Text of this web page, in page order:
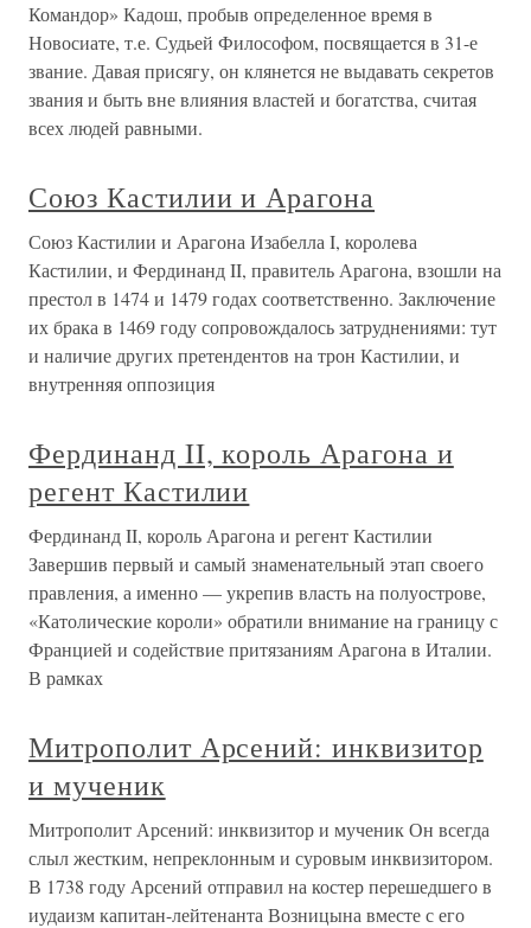
Командор» Кадош, пробыв определенное время в
Новосиате, т.е. Судьей Философом, посвящается в 31-е
звание. Давая присягу, он клянется не выдавать секретов
звания и быть вне влияния властей и богатства, считая
всех людей равными.
Союз Кастилии и Арагона
Союз Кастилии и Арагона Изабелла I, королева
Кастилии, и Фердинанд II, правитель Арагона, взошли на
престол в 1474 и 1479 годах соответственно. Заключение
их брака в 1469 году сопровождалось затруднениями: тут
и наличие других претендентов на трон Кастилии, и
внутренняя оппозиция
Фердинанд II, король Арагона и
регент Кастилии
Фердинанд II, король Арагона и регент Кастилии
Завершив первый и самый знаменательный этап своего
правления, а именно — укрепив власть на полуострове,
«Католические короли» обратили внимание на границу с
Францией и содействие притязаниям Арагона в Италии.
В рамках
Митрополит Арсений: инквизитор
и мученик
Митрополит Арсений: инквизитор и мученик Он всегда
слыл жестким, непреклонным и суровым инквизитором.
В 1738 году Арсений отправил на костер перешедшего в
иудаизм капитан-лейтенанта Возницына вместе с его